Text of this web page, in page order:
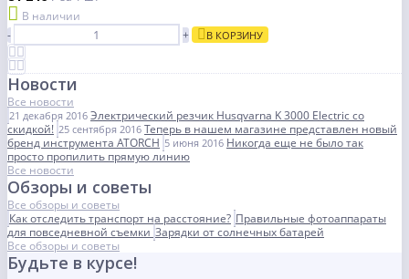
В наличии
-
+ В КОРЗИНУ
Новости
Все новости
21 декабря 2016 Электрический резчик Husqvarna K 3000 Electric со
скидкой! 25 сентября 2016 Теперь в нашем магазине представлен новый
бренд инструмента ATORCH 5 июня 2016 Никогда еще не было так
просто пропилить прямую линию
Все новости
Обзоры и советы
Все обзоры и советы
Как отследить транспорт на расстояние? Правильные фотоаппараты
для повседневной съемки Зарядки от солнечных батарей
Все обзоры и советы
Будьте в курсе!